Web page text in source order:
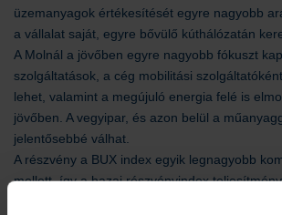
üzemanyagok értékesítését egyre nagyobb
a vállalat saját, egyre bővülő kúthálózatán
A Molnál a jövőben egyre nagyobb fókuszt
szolgáltatások, a cég mobilitási
lehet, valamint a megújuló energia felé is
jövőben. A vegyipar, és azon belül a
jelentősebbé válhat.
A részvény a BUX index egyik legnagyobb
mellett, így a hazai részvényindex